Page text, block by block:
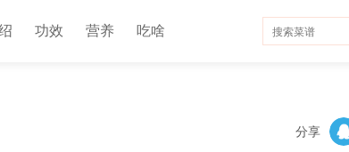
功效 营养 吃啥
分享